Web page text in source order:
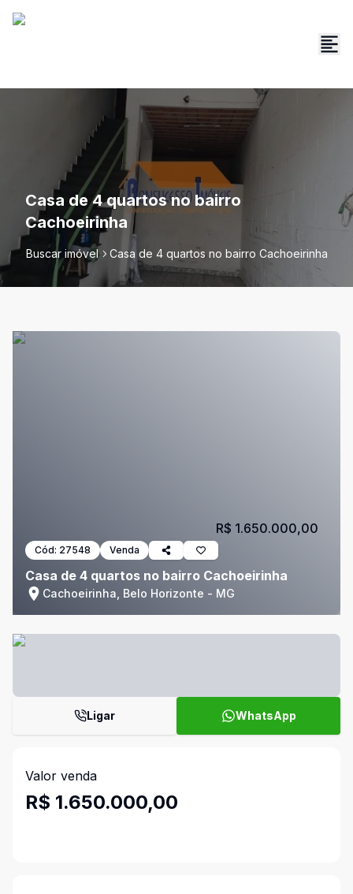
Casa de 4 quartos no bairro
Cachoeirinha
Buscar imóvel Casa de 4 quartos no bairro Cachoeirinha
Cód: 27548 Venda
Casa de 4 quartos no bairro Cachoeirinha
Cachoeirinha, Belo Horizonte - MG
R$ 1.650.000,00
Ligar WhatsApp
Valor venda
R$ 1.650.000,00